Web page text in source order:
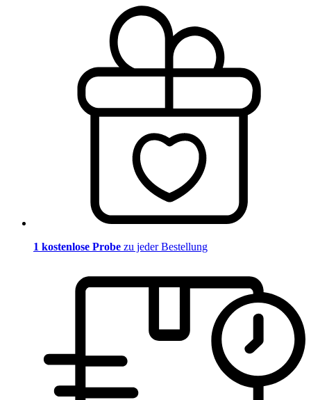
1 kostenlose Probe zu jeder Bestellung